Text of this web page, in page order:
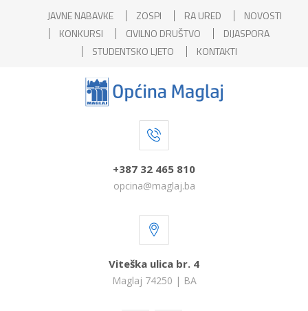
JAVNE NABAVKE ZOSPI RA URED
NOVOSTI
KONKURSI
CIVILNO DRUŠTVO
DIJASPORA
STUDENTSKO LJETO
KONTAKTI
+387 32 465 810
opcina@maglaj.ba
Viteška ulica br. 4
Maglaj 74250 | BA